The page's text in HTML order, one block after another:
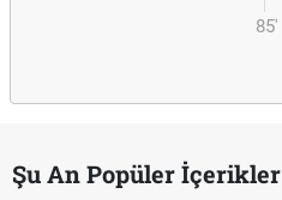
85'
Şu An Popüler İçerikler